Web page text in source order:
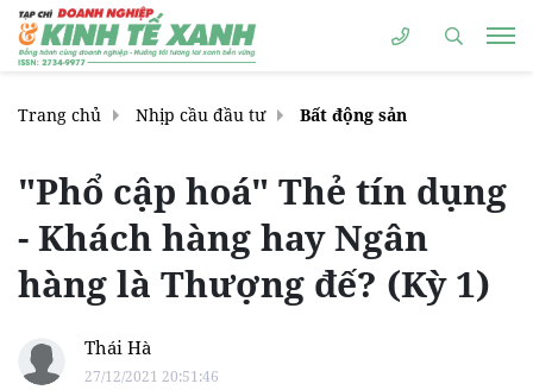
Trang chủ Nhịp cầu đầu tư Bất động sản
"Phổ cập hoá" Thẻ tín dụng
- Khách hàng hay Ngân
hàng là Thượng đế? (Kỳ 1)
Thái Hà
27/12/2021 20:51:46